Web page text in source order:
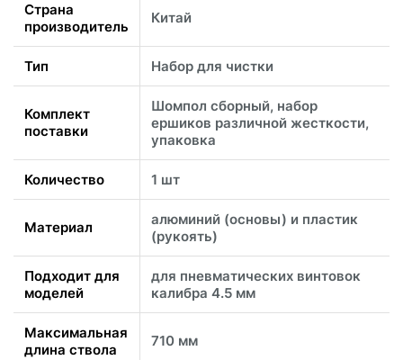
Страна
производитель
Китай
Тип Набор для чистки
Комплект
поставки
Шомпол сборный, набор
ершиков различной жесткости,
упаковка
Количество 1 шт
Материал
алюминий (основы) и пластик
(рукоять)
Подходит для
моделей
для пневматических винтовок
калибра 4.5 мм
Максимальная
длина ствола
710 мм